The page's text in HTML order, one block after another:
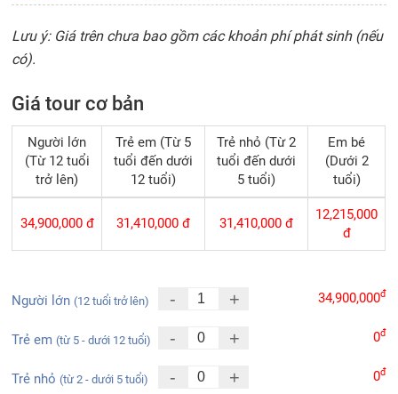
Lưu ý: Giá trên chưa bao gồm các khoản phí phát sinh (nếu
có).
Giá tour cơ bản
Người lớn
(Từ 12 tuổi
trở lên)
Trẻ em (Từ 5
tuổi đến dưới
12 tuổi)
Trẻ nhỏ (Từ 2
tuổi đến dưới
5 tuổi)
Em bé
(Dưới 2
tuổi)
34,900,000đ 31,410,000 đ 31,410,000 đ
12,215,000
đ
Người lớn(12 tuổi trở lên) - + 34,900,000đ
Trẻ em(từ 5 - dưới 12 tuổi) - + 0đ
Trẻ nhỏ(từ 2 - dưới 5 tuổi) - + 0đ